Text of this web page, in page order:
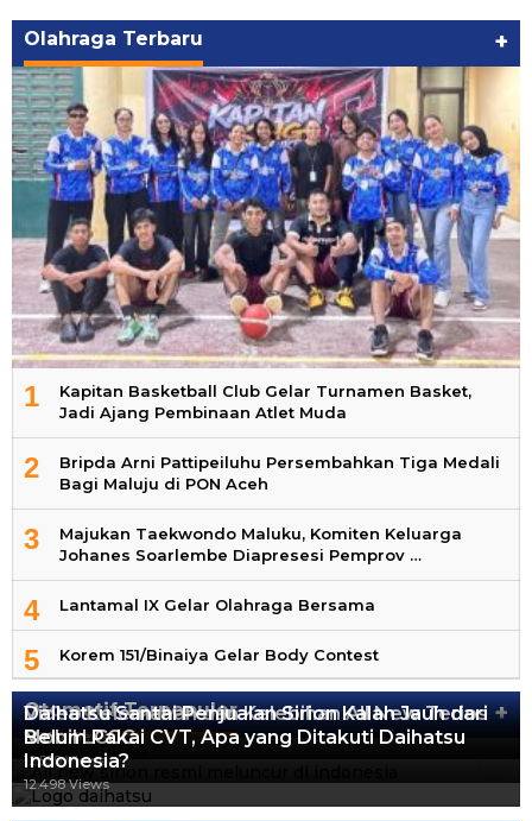
Olahraga Terbaru +
1
Kapitan Basketball Club Gelar Turnamen Basket,
Jadi Ajang Pembinaan Atlet Muda
2
Bripda Arni Pattipeiluhu Persembahkan Tiga Medali
Bagi Maluju di PON Aceh
3
Majukan Taekwondo Maluku, Komiten Keluarga
Johanes Soarlembe Diapresesi Pemprov …
4 Lantamal IX Gelar Olahraga Bersama
5 Korem 151/Binaiya Gelar Body Contest
Otomotif Terpopuler +
Video Kelemahan dan Kelebihan All New Terios
13.424 Views
Daihatsu Santai Penjualan Sirion Kalah Jauh dari
Mobil LCGC
12.559 Views
Belum Pakai CVT, Apa yang Ditakuti Daihatsu
Indonesia?
12.498 Views